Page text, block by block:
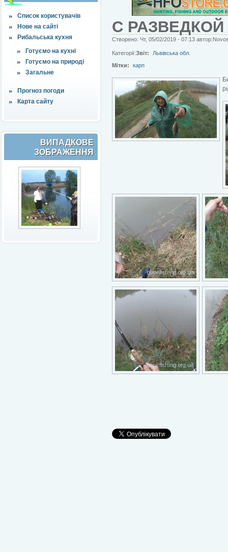
Список користувачів
Нове на сайті
Рибальська кухня
Готуємо на кухні
Готуємо на природі
Загальне
Прогноз погоди
Карта сайту
ВИПАДКОВЕ
ЗОБРАЖЕННЯ
С
Створено: Чт, 05/02/2019 - 07:13
Категорії:Звіт:
Львівська обл.
Мітки:
карп